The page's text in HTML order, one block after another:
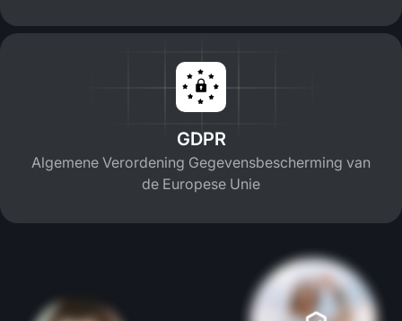
GDPR
Algemene Verordening Gegevensbescherming van
de Europese Unie